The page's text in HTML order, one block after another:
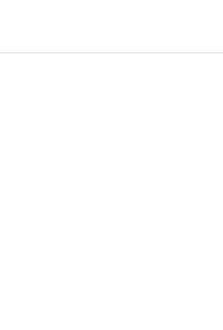
a limpeza da sua